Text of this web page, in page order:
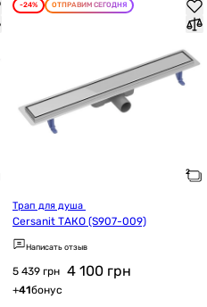
-24% ОТПРАВИМ СЕГОДНЯ
Cersanit ТАКО (S907-009)
Написать отзыв
5 439 грн 4 100 грн
+41бонус